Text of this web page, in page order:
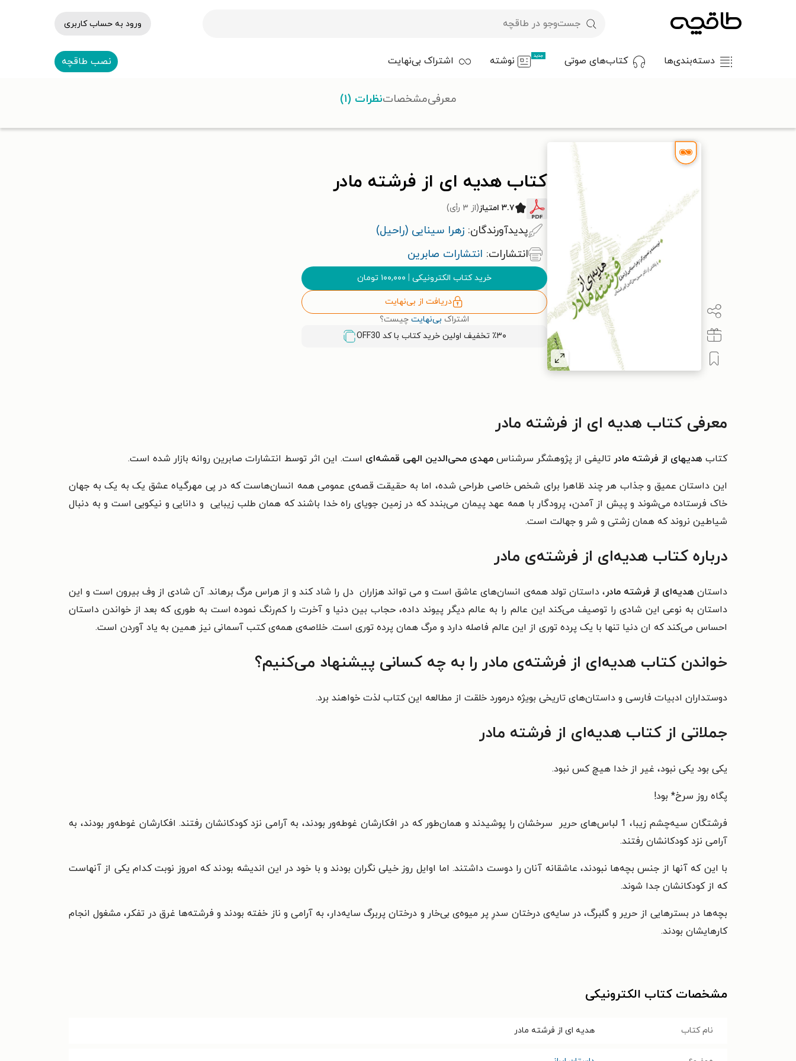
ورود به حساب کاربری
دسته‌بندی‌ها کتاب‌های صوتی جدید نوشته اشتراک بی‌نهایت نصب طاقچه
کتاب هدیه ای از فرشته مادر
۳.۷ امتیاز (از ۳ رأی)
پدیدآورندگان: زهرا سینایی (راحیل)
انتشارات: انتشارات صابرین
خرید کتاب الکترونیکی ۱۰۰,۰۰۰ تومان
دریافت از بی‌نهایت
اشتراک بی‌نهایت چیست؟
٪۳۰ تخفیف اولین خرید کتاب با کد
OFF30
معرفیمشخصاتنظرات (۱)
معرفی کتاب هدیه ای از فرشته مادر
کتاب هدیهای از فرشته مادر تالیفی از پژوهشگر سرشناس مهدی محی‌الدین الهی قمشه‌ای است. این اثر توسط انتشارات صابرین روانه بازار شده است.
این داستان عمیق و جذاب هر چند ظاهرا برای شخص خاصی طراحی شده، اما به حقیقت قصه‌ی عمومی همه انسان‌هاست که در پی مهرگیاه عشق یک به یک به جهان
خاک فرستاده می‌شوند و پیش از آمدن، پرودگار با همه عهد پیمان می‌بندد که در زمین جویای راه خدا باشند که همان طلب زیبایی و دانایی و نیکویی است و به دنبال
شیاطین نروند که همان زشتی و شر و جهالت است.
درباره کتاب هدیه‌ای از فرشته‌ی مادر
داستان هدیه‌ای از فرشته مادر، داستان تولد همه‌ی انسان‌های عاشق است و می تواند هزاران دل را شاد کند و از هراس مرگ برهاند. آن شادی از وف بیرون است و این
داستان به نوعی این شادی را توصیف می‌کند این عالم را به عالم دیگر پیوند داده، حجاب بین دنیا و آخرت را کم‌رنگ نموده است به طوری که بعد از خواندن داستان
احساس می‌کند که ان دنیا تنها با یک پرده توری از این عالم فاصله دارد و مرگ همان پرده توری است. خلاصه‌ی همه‌ی کتب آسمانی نیز همین به یاد آوردن است.
خواندن کتاب هدیه‌ای از فرشته‌ی مادر را به چه کسانی پیشنهاد می‌کنیم؟
دوستداران ادبیات فارسی و داستان‌های تاریخی بویژه درمورد خلقت از مطالعه این کتاب لذت خواهند برد.
جملاتی از کتاب هدیه‌ای از فرشته مادر
یکی بود یکی نبود، غیر از خدا هیچ کس نبود.
پگاه روز سرخ* بود!
فرشتگان سیه‌چشم زیبا، 1 لباس‌های حریر سرخشان را پوشیدند و همان‌طور که در افکارشان غوطه‌ور بودند، به آرامی نزد کودکانشان رفتند.
افکارشان غوطه‌ور بودند، به
آرامی نزد کودکانشان رفتند.
با این که آنها از جنس بچه‌ها نبودند، عاشقانه آنان را دوست داشتند. اما اوایل روز خیلی نگران بودند و با خود در این اندیشه بودند که امروز نوبت کدام یکی از آنهاست
که از کودکانشان جدا شوند.
بچه‌ها در بسترهایی از حریر و گلبرگ، در سایه‌ی درختان سدرِ پر میوه‌ی بی‌خار و درختان پربرگ سایه‌دار، به آرامی و ناز خفته بودند و فرشته‌ها غرق در تفکر، مشغول انجام
کارهایشان بودند.
مشخصات کتاب الکترونیکی
نام کتاب هدیه ای از فرشته مادر